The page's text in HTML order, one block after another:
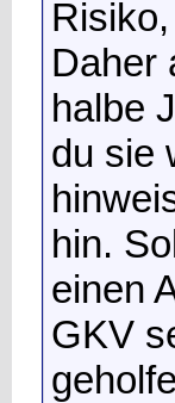
Daher
halbe
du sie
hin.
einen
GKV